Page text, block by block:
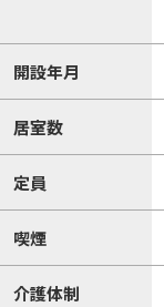
開設年月
居室数
定員
喫煙
介護体制